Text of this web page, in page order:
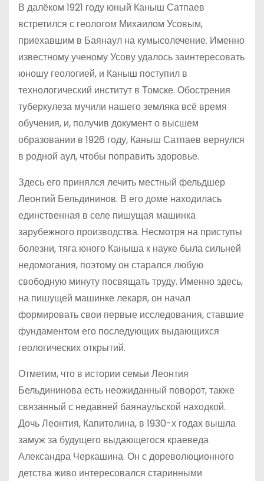
В далёком 1921 году юный Каныш Сатпаев
встретился с геологом Михаилом Усовым,
приехавшим в Баянаул на кумысолечение. Именно
известному ученому Усову удалось заинтересовать
юношу геологией, и Каныш поступил в
технологический институт в Томске. Обострения
туберкулеза мучили нашего земляка всё время
обучения, и, получив документ о высшем
образовании в 1926 году, Каныш Сатпаев вернулся
в родной аул, чтобы поправить здоровье.
Здесь его принялся лечить местный фельдшер
Леонтий Бельдининов. В его доме находилась
единственная в селе пишущая машинка
зарубежного производства. Несмотря на приступы
болезни, тяга юного Каныша к науке была сильней
недомогания, поэтому он старался любую
свободную минуту посвящать труду. Именно здесь,
на пишущей машинке лекаря, он начал
формировать свои первые исследования, ставшие
фундаментом его последующих выдающихся
геологических открытий.
Отметим, что в истории семьи Леонтия
Бельдининова есть неожиданный поворот, также
связанный с недавней баянаульской находкой.
Дочь Леонтия, Капитолина, в 1930-х годах вышла
замуж за будущего выдающегося краеведа
Александра Черкашина. Он с дореволюционного
детства живо интересовался старинными